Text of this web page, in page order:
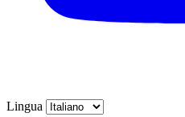
Lingua